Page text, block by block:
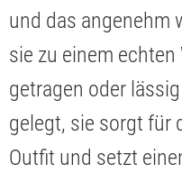
und das angenehm
sie zu einem
getragen oder
gelegt, sie sorgt für
Outfit und setzt